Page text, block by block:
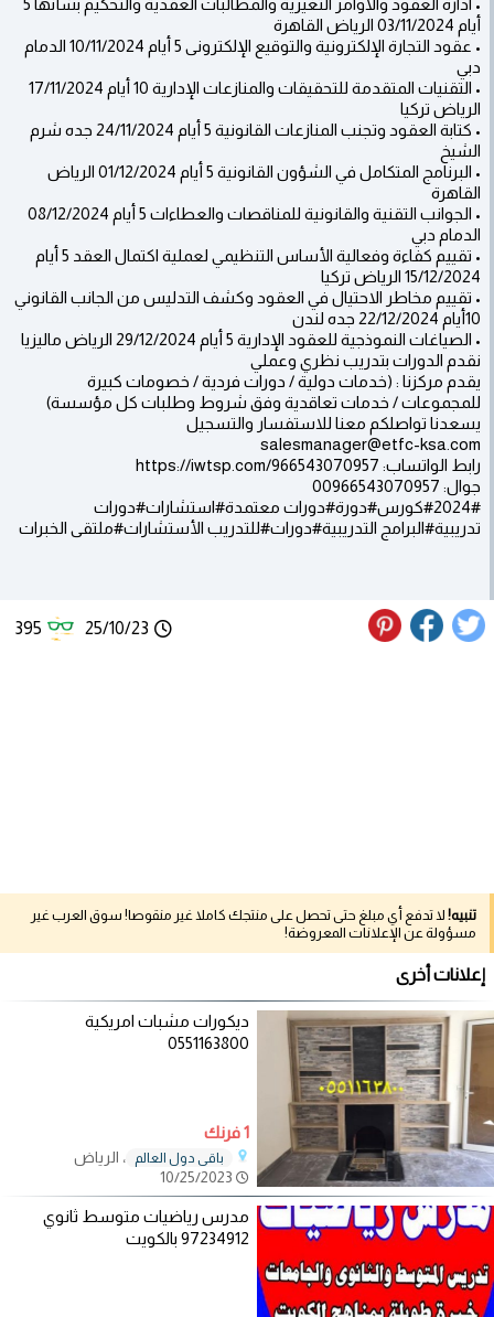
• ادارة العقود والاوامر التغيرية والمطالبات العقدية والتحكيم بشأنها 5
أيام 03/11/2024 الرياض القاهرة
• عقود التجارة الإلكترونية والتوقيع الإلكترونى 5 أيام 10/11/2024 الدمام
دبي
• التقنيات المتقدمة للتحقيقات والمنازعات الإدارية 10 أيام 17/11/2024
الرياض تركيا
• كتابة العقود وتجنب المنازعات القانونية 5 أيام 24/11/2024 جده شرم
الشيخ
• البرنامج المتكامل في الشؤون القانونية 5 أيام 01/12/2024 الرياض
القاهرة
• الجوانب التقنية والقانونية للمناقصات والعطاءات 5 أيام 08/12/2024
الدمام دبي
• تقييم كفاءة وفعالية الأساس التنظيمي لعملية اكتمال العقد 5 أيام
15/12/2024 الرياض تركيا
• تقييم مخاطر الاحتيال في العقود وكشف التدليس من الجانب القانوني
10أيام 22/12/2024 جده لندن
• الصياغات النموذجية للعقود الإدارية 5 أيام 29/12/2024 الرياض ماليزيا
نقدم الدورات بتدريب نظري وعملي
يقدم مركزنا : (خدمات دولية / دورات فردية / خصومات كبيرة
للمجموعات / خدمات تعاقدية وفق شروط وطلبات كل مؤسسة)
يسعدنا تواصلكم معنا للاستفسار والتسجيل
salesmanager@etfc-ksa.com
رابط الواتساب: https://iwtsp.com/966543070957
جوال: 00966543070957
#2024#كورس#دورة#دورات معتمدة#استشارات#دورات
تدريبية#البرامج التدريبية#دورات#للتدريب الأستشارات#ملتقى الخبرات
25/10/23
395
تنبيه! لا تدفع أي مبلغ حتى تحصل على منتجك كاملا غير منقوصا! سوق العرب غير
مسؤولة عن الإعلانات المعروضة!
إعلانات أخرى
ديكورات مشبات امريكية
0551163800
1 فرنك
باقي دول العالم
، الرياض
مدرس رياضيات متوسط ثانوي
97234912 بالكويت